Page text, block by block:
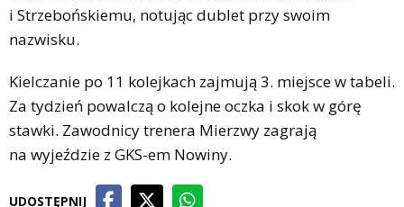
i Strzebońskiemu, notując dublet przy swoim
nazwisku.
Kielczanie po 11 kolejkach zajmują 3. miejsce w tabeli.
Za tydzień powalczą o kolejne oczka i skok w górę
stawki. Zawodnicy trenera Mierzwy zagrają
na wyjeździe z GKS-em Nowiny.
UDOSTĘPNIJ